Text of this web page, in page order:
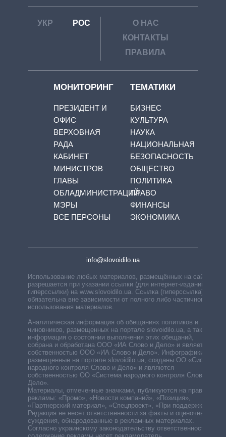
УКР РОС
О НАС
КОНТАКТЫ
ПРАВИЛА
МОНИТОРИНГ
ПРЕЗИДЕНТ И
ОФИС
ВЕРХОВНАЯ
РАДА
КАБИНЕТ
МИНИСТРОВ
ГЛАВЫ
ОБЛАДМИНИСТРАЦИЙ
МЭРЫ
ВСЕ ПЕРСОНЫ
ТЕМАТИКИ
БИЗНЕС
КУЛЬТУРА
НАУКА
НАЦИОНАЛЬНАЯ
БЕЗОПАСНОСТЬ
ОБЩЕСТВО
ПОЛИТИКА
ПРАВО
ФИНАНСЫ
ЭКОНОМИКА
info@slovoidilo.ua
Использование любых материалов, размещённых на сайте,
разрешается при указании ссылки (для интернет-изданий —
гиперссылки) на www.slovoidilo.ua. Ссылка (гиперссылка)
обязательна вне зависимости от полного либо частичного
использования материалов.
Аналитическая информация об обещаниях политиков и
чиновников, размещенных на портале slovoidilo.ua, а также
информация о состоянии выполнения этих обещаний,
собрана и обработана ООО «ИА Слово и Дело» и является
собственностью ООО «ИА Слово и Дело». Инфографики,
размещенные на портале slovoidilo.ua, созданы ОО «Система
народного контроля Слово и Дело» и являются
собственностью ОО «Система народного контроля Слово и
Дело».
Материалы, отмеченные значками, публикуются на правах
рекламы: «Промо», «Новости компаний», «Позиция»,
«Партнерский материал», «Спецпроект», «При поддержке».
Редакция не несет ответственности за факты и оценочные
суждения, обнародованные в рекламных материалах.
Согласно украинскому законодательству ответственность за